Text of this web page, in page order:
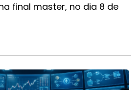
final master, no dia 8 de